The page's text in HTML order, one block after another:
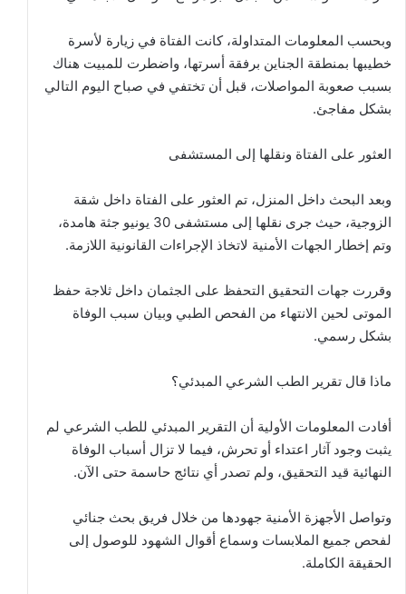
وبحسب المعلومات المتداولة، كانت الفتاة في زيارة لأسرة
خطيبها بمنطقة الجناين برفقة أسرتها، واضطرت للمبيت هناك
بسبب صعوبة المواصلات، قبل أن تختفي في صباح اليوم التالي
بشكل مفاجئ.
العثور على الفتاة ونقلها إلى المستشفى
وبعد البحث داخل المنزل، تم العثور على الفتاة داخل شقة
الزوجية، حيث جرى نقلها إلى مستشفى 30 يونيو جثة هامدة،
وتم إخطار الجهات الأمنية لاتخاذ الإجراءات القانونية اللازمة.
وقررت جهات التحقيق التحفظ على الجثمان داخل ثلاجة حفظ
الموتى لحين الانتهاء من الفحص الطبي وبيان سبب الوفاة
بشكل رسمي.
ماذا قال تقرير الطب الشرعي المبدئي؟
أفادت المعلومات الأولية أن التقرير المبدئي للطب الشرعي لم
يثبت وجود آثار اعتداء أو تحرش، فيما لا تزال أسباب الوفاة
النهائية قيد التحقيق، ولم تصدر أي نتائج حاسمة حتى الآن.
وتواصل الأجهزة الأمنية جهودها من خلال فريق بحث جنائي
لفحص جميع الملابسات وسماع أقوال الشهود للوصول إلى
الحقيقة الكاملة.